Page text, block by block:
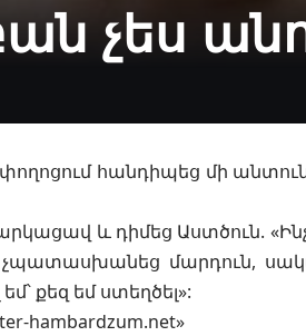
բան չես
հանդիպեց մի
և դիմեց Աստծուն.
մարդուն,
քեզ եմ ստեղծել»:
hambardzum.net»